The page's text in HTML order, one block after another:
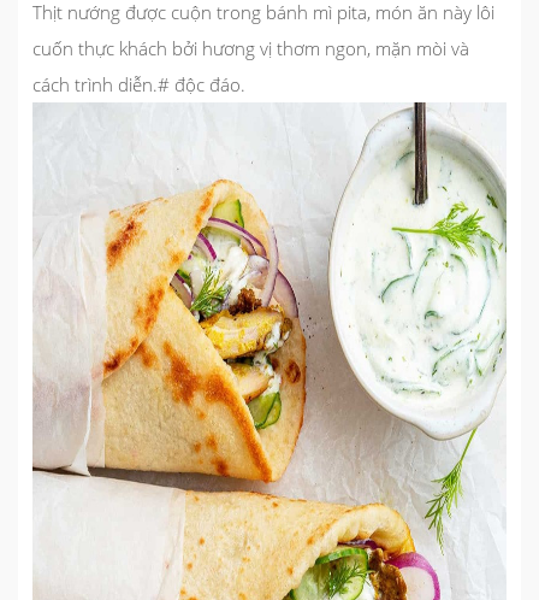
Thịt nướng được cuộn trong bánh mì pita, món ăn này lôi
cuốn thực khách bởi hương vị thơm ngon, mặn mòi và
cách trình diễn.# độc đáo.